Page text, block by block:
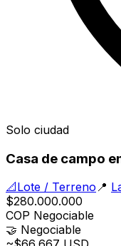
Solo ciudad
Casa de campo
📐 Lote / Terreno 📍
$280.000.000
COP Negociable
🤝 Negociable